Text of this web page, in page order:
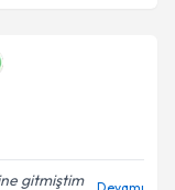
gitmiştim